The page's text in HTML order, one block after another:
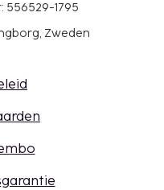
556529-1795
Zweden